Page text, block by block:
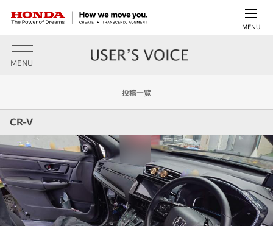
MENU
MENU
投稿一覧
CR-V